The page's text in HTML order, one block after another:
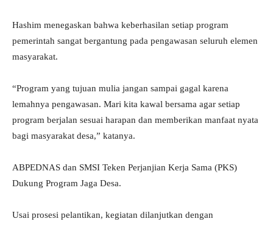
Hashim menegaskan bahwa keberhasilan setiap program
pemerintah sangat bergantung pada pengawasan seluruh elemen
masyarakat.
“Program yang tujuan mulia jangan sampai gagal karena
lemahnya pengawasan. Mari kita kawal bersama agar setiap
program berjalan sesuai harapan dan memberikan manfaat nyata
bagi masyarakat desa,” katanya.
ABPEDNAS dan SMSI Teken Perjanjian Kerja Sama (PKS)
Dukung Program Jaga Desa.
Usai prosesi pelantikan, kegiatan dilanjutkan dengan